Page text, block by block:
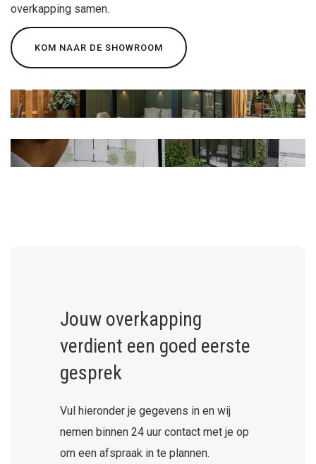
overkapping samen.
KOM NAAR DE SHOWROOM
Jouw overkapping
verdient een goed eerste
gesprek
Vul hieronder je gegevens in en wij
nemen binnen 24 uur contact met je op
om een afspraak in te plannen.